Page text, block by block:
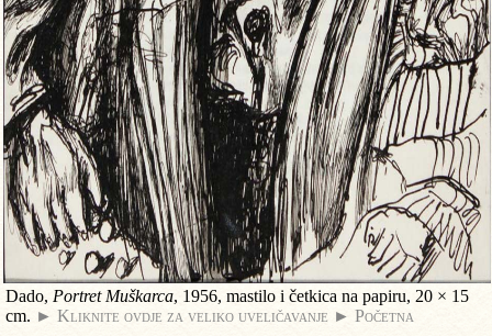
Dado, Portret Muškarca, 1956, mastilo i četkica na papiru, 20 × 15
cm. ► Kliknite ovdje za veliko uveličavanje ► Početna